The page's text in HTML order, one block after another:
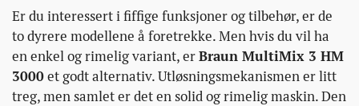
Er du interessert i fiffige funksjoner og tilbehør, er de
to dyrere modellene å foretrekke. Men hvis du vil ha
en enkel og rimelig variant, erBraun MultiMix 3 HM
3000et godt alternativ. Utløsningsmekanismen er litt
treg, men samlet er det en solid og rimelig maskin. Den